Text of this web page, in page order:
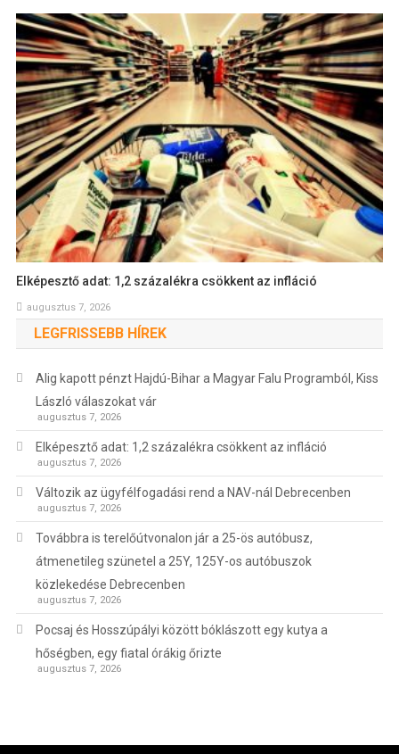
Elképesztő adat: 1,2 százalékra csökkent az infláció
augusztus 7, 2026
LEGFRISSEBB HÍREK
Alig kapott pénzt Hajdú-Bihar a Magyar Falu Programból, Kiss
László válaszokat vár
augusztus 7, 2026
Elképesztő adat: 1,2 százalékra csökkent az infláció
augusztus 7, 2026
Változik az ügyfélfogadási rend a NAV-nál Debrecenben
augusztus 7, 2026
Továbbra is terelőútvonalon jár a 25-ös autóbusz,
átmenetileg szünetel a 25Y, 125Y-os autóbuszok
közlekedése Debrecenben
augusztus 7, 2026
Pocsaj és Hosszúpályi között bóklászott egy kutya a
hőségben, egy fiatal órákig őrizte
augusztus 7, 2026